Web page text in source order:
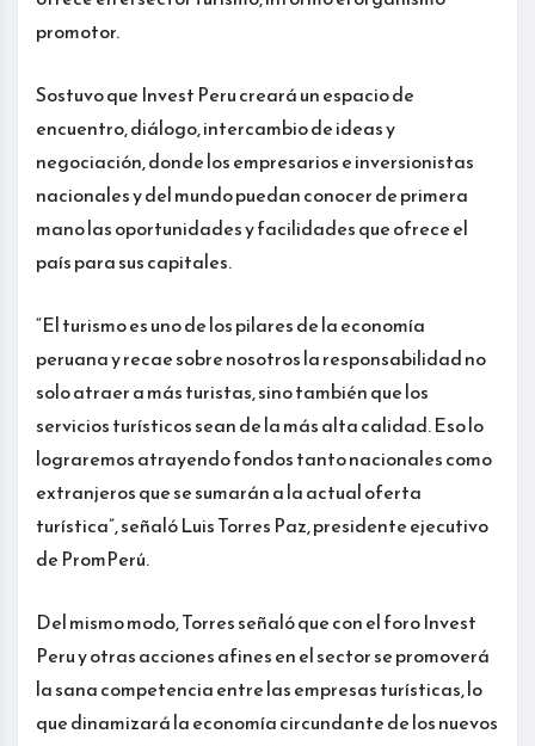
promotor.
Sostuvo que Invest Peru creará un espacio de
encuentro, diálogo, intercambio de ideas y
negociación, donde los empresarios e inversionistas
nacionales y del mundo puedan conocer de primera
mano las oportunidades y facilidades que ofrece el
país para sus capitales.
“El turismo es uno de los pilares de la economía
peruana y recae sobre nosotros la responsabilidad no
solo atraer a más turistas, sino también que los
servicios turísticos sean de la más alta calidad. Eso lo
lograremos atrayendo fondos tanto nacionales como
extranjeros que se sumarán a la actual oferta
turística”, señaló Luis Torres Paz, presidente ejecutivo
de PromPerú.
Del mismo modo, Torres señaló que con el foro Invest
Peru y otras acciones afines en el sector se promoverá
la sana competencia entre las empresas turísticas, lo
que dinamizará la economía circundante de los nuevos